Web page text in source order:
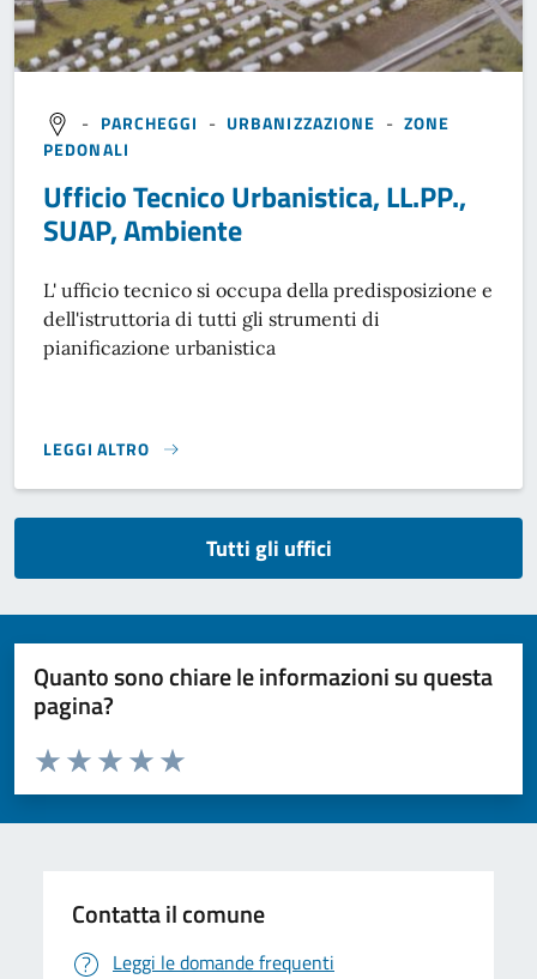
- PARCHEGGI - URBANIZZAZIONE - ZONE
PEDONALI
Ufficio Tecnico Urbanistica, LL.PP.,
SUAP, Ambiente
L' ufficio tecnico si occupa della predisposizione e
dell'istruttoria di tutti gli strumenti di
pianificazione urbanistica
LEGGI ALTRO
}
Tutti gli uffici
Quanto sono chiare le informazioni su questa
pagina?
Domanda
Valuta da 1 a 5 stelle la pagina
Valuta 5 stelle su 5
Valuta 4 stelle su 5
Valuta 3 stelle su 5
Valuta 2 stelle su 5
Valuta 1 stelle su 5
Contatta il comune
Leggi le domande frequenti